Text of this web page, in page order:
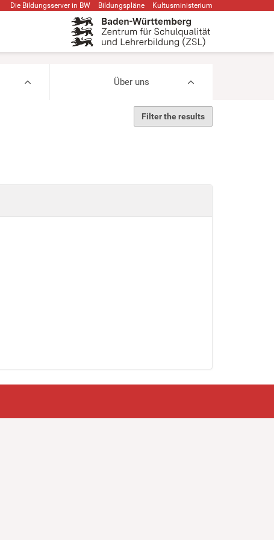
Die Bildungsserver in BW Bildungspläne Kultusministerium
Über uns
Filter the results